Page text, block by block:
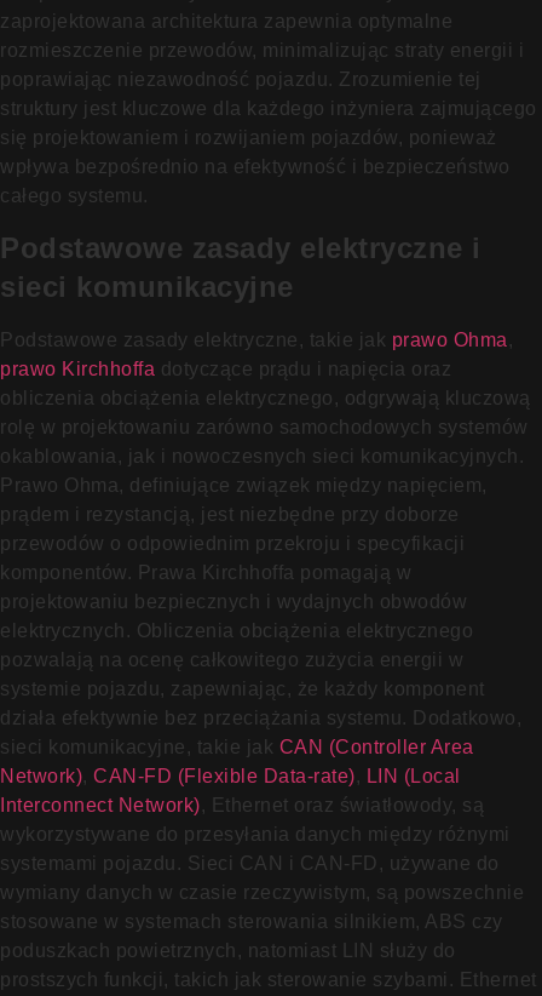
zaprojektowana architektura zapewnia optymalne
rozmieszczenie przewodów, minimalizując straty energii i
poprawiając niezawodność pojazdu. Zrozumienie tej
struktury jest kluczowe dla każdego inżyniera zajmującego
się projektowaniem i rozwijaniem pojazdów, ponieważ
wpływa bezpośrednio na efektywność i bezpieczeństwo
całego systemu.
Podstawowe zasady elektryczne i
sieci komunikacyjne
Podstawowe zasady elektryczne, takie jak prawo Ohma ,
prawo Kirchhoffa dotyczące prądu i napięcia oraz
obliczenia obciążenia elektrycznego, odgrywają kluczową
rolę w projektowaniu zarówno samochodowych systemów
okablowania, jak i nowoczesnych sieci komunikacyjnych.
Prawo Ohma, definiujące związek między napięciem,
prądem i rezystancją, jest niezbędne przy doborze
przewodów o odpowiednim przekroju i specyfikacji
komponentów. Prawa Kirchhoffa pomagają w
projektowaniu bezpiecznych i wydajnych obwodów
elektrycznych. Obliczenia obciążenia elektrycznego
pozwalają na ocenę całkowitego zużycia energii w
systemie pojazdu, zapewniając, że każdy komponent
działa efektywnie bez przeciążania systemu. Dodatkowo,
sieci komunikacyjne, takie jak CAN (Controller Area
Network), CAN-FD (Flexible Data-rate), LIN (Local
Interconnect Network), Ethernet oraz światłowody, są
wykorzystywane do przesyłania danych między różnymi
systemami pojazdu. Sieci CAN i CAN-FD, używane do
wymiany danych w czasie rzeczywistym, są powszechnie
stosowane w systemach sterowania silnikiem, ABS czy
poduszkach powietrznych, natomiast LIN służy do
prostszych funkcji, takich jak sterowanie szybami. Ethernet